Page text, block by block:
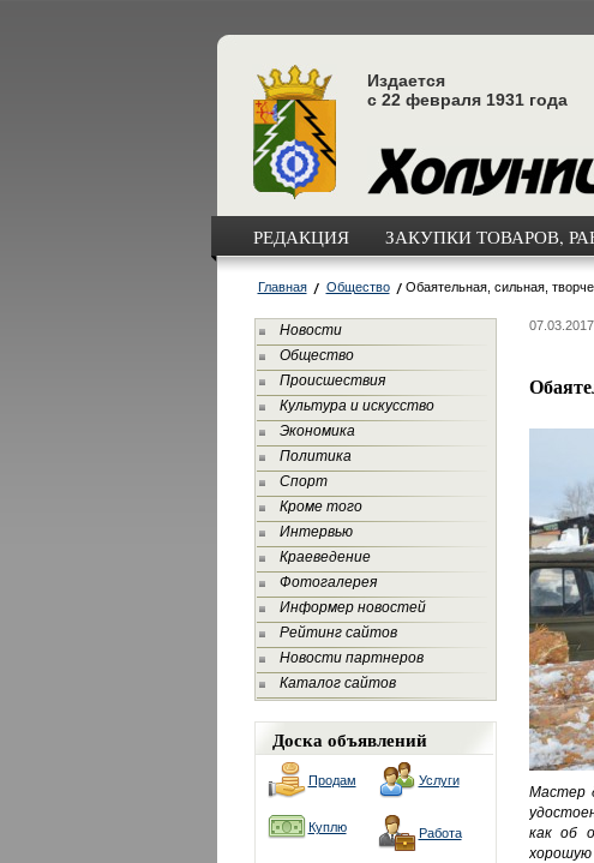
Издается
с 22 февраля 1931 года
РЕДАКЦИЯ ЗАКУПКИ ТОВАРОВ,
Главная Общество Обаятельная, сильная,
Новости
Общество
Происшествия
Культура и искусство
Экономика
Политика
Спорт
Кроме того
Интервью
Краеведение
Фотогалерея
Информер новостей
Рейтинг сайтов
Новости партнеров
Каталог сайтов
Доска объявлений
Продам Услуги
Куплю Работа
07.03.2017
Мастер
как об
хорошую